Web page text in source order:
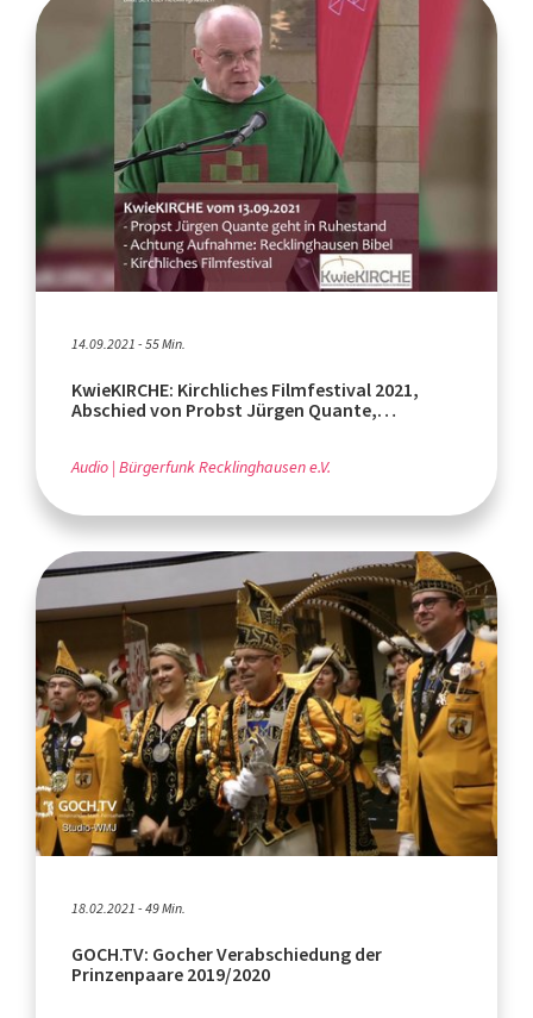
14.09.2021 - 55 Min.
KwieKIRCHE: Kirchliches Filmfestival 2021,
Abschied von Probst Jürgen Quante,
Audio Bürgerfunk Recklinghausen e.V.
18.02.2021 - 49 Min.
GOCH.TV: Gocher Verabschiedung der
Prinzenpaare 2019/2020